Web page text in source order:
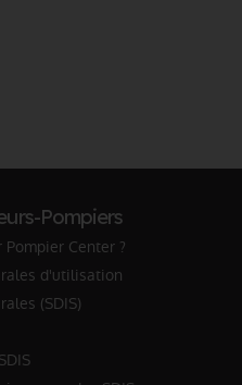
Pompiers
Center ?
d'utilisation
(SDIS)